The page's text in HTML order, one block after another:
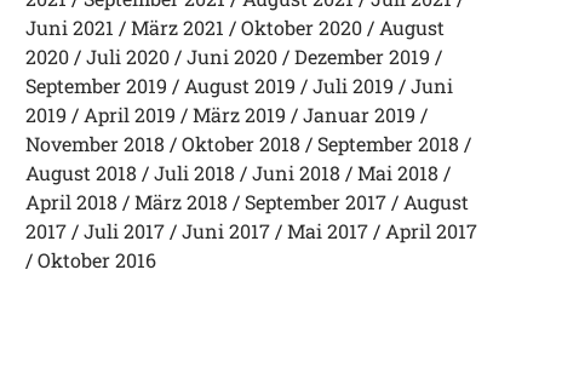
Juni 2021
März 2021 Oktober 2020
August
2020
Juli 2020 Juni 2020
Dezember 2019
September 2019
August 2019 Juli 2019
Juni
2019
April 2019 März 2019
Januar 2019
November 2018
Oktober 2018
September 2018
August 2018
Juli 2018 Juni 2018
Mai 2018
April 2018
März 2018 September 2017
August
2017
Juli 2017 Juni 2017 Mai 2017
April 2017
Oktober 2016